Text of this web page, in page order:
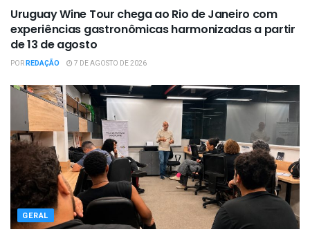
Uruguay Wine Tour chega ao Rio de Janeiro com
experiências gastronômicas harmonizadas a partir
de 13 de agosto
PORREDAÇÃO 7 DE AGOSTO DE 2026
GERAL